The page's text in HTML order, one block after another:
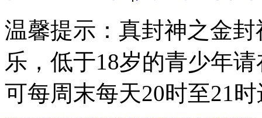
温馨提示：真封神之金
乐，低于18岁的青少年
可每周末每天20时至21